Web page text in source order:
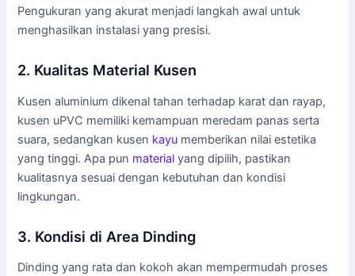
Pengukuran yang akurat menjadi langkah awal untuk
menghasilkan instalasi yang presisi.
2. Kualitas Material Kusen
Kusen aluminium dikenal tahan terhadap karat dan rayap,
kusen uPVC memiliki kemampuan meredam panas serta
suara, sedangkan kusen kayu memberikan nilai estetika
yang tinggi. Apa pun material yang dipilih, pastikan
kualitasnya sesuai dengan kebutuhan dan kondisi
lingkungan.
3. Kondisi di Area Dinding
Dinding yang rata dan kokoh akan mempermudah proses